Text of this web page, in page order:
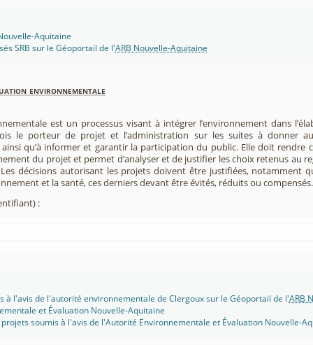
Aquitaine
SRB sur le Géoportail de l'ARB Nouvelle-Aquitaine
environnementale
est un processus visant à intégrer l’environnement dans
le porteur de projet et l’administration sur les suites à donner
qu’à informer et garantir la participation du public. Elle doit rendre
du projet et permet d’analyser et de justifier les choix retenus au
décisions autorisant les projets doivent être justifiées, notamment
et la santé, ces derniers devant être évités, réduits ou compensés.
:
à l'avis de l'autorité environnementale de Clergoux sur le Géoportail de l'ARB
et Évaluation Nouvelle-Aquitaine
soumis à l'avis de l'Autorité Environnementale et Évaluation Nouvelle-